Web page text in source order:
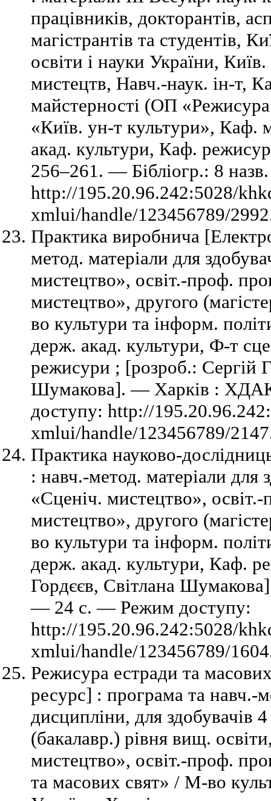
працівників, докторантів,
магістрантів та студентів,
освіти і науки України,
мистецтв, Навч.-наук. ін-т,
майстерності (ОП
«Київ. ун-т культури», Каф.
акад. культури, Каф.
256–261. — Бібліогр.: 8
http://195.20.96.242:5028/
xmlui/handle/123456789/
Практика виробнича
метод. матеріали для
мистецтво», освіт.-проф.
мистецтво», другого
во культури та інформ.
держ. акад. культури, Ф-т
режисури ; [розроб.: Сергій
Шумакова]. — Харків :
доступу: http://
xmlui/handle/123456789/
Практика науково-
: навч.-метод. матеріали для
«Сценіч. мистецтво»,
мистецтво», другого
во культури та інформ.
держ. акад. культури, Каф.
Гордєєв, Світлана
— 24 с. — Режим доступу:
http://195.20.96.242:5028/
xmlui/handle/123456789/
Режисура естради та
ресурс] : програма та навч.-
дисципліни, для здобувачів
(бакалавр.) рівня вищ.
мистецтво», освіт.-проф.
та масових свят» / М-во